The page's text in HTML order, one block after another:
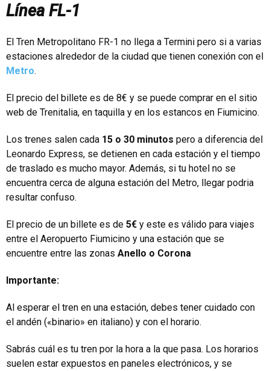
Línea FL-1
El Tren Metropolitano FR-1 no llega a Termini pero si a varias
estaciones alrededor de la ciudad que tienen conexión con el
Metro.
El precio del billete es de 8€ y se puede comprar en el sitio
web de Trenitalia, en taquilla y en los estancos en Fiumicino.
Los trenes salen cada 15 o 30 minutos pero a diferencia del
Leonardo Express, se detienen en cada estación y el tiempo
de traslado es mucho mayor. Además, si tu hotel no se
encuentra cerca de alguna estación del Metro, llegar podria
resultar confuso.
El precio de un billete es de 5€ y este es válido para viajes
entre el Aeropuerto Fiumicino y una estación que se
encuentre entre las zonas Anello o Corona
Importante:
Al esperar el tren en una estación, debes tener cuidado con
el andén («binario» en italiano) y con el horario.
Sabrás cuál es tu tren por la hora a la que pasa. Los horarios
suelen estar expuestos en paneles electrónicos, y se